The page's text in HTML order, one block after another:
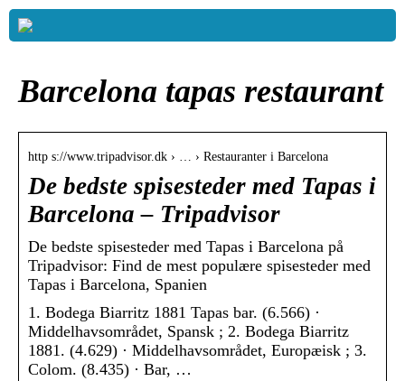
Barcelona tapas restaurant
http s://www.tripadvisor.dk › … › Restauranter i Barcelona
De bedste spisesteder med Tapas i
Barcelona – Tripadvisor
De bedste spisesteder med Tapas i Barcelona på
Tripadvisor: Find de mest populære spisesteder med
Tapas i Barcelona, Spanien
1. Bodega Biarritz 1881 Tapas bar. (6.566) ·
Middelhavsområdet, Spansk ; 2. Bodega Biarritz
1881. (4.629) · Middelhavsområdet, Europæisk ; 3.
Colom. (8.435) · Bar, …